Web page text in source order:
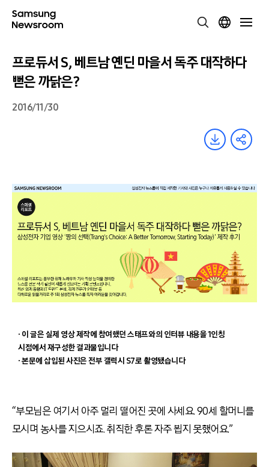
프로듀서 S, 베트남 옌딘 마을서 독주 대작하다
뻗은 까닭은?
2016/11/30
∙ 이 글은 실제 영상 제작에 참여했던 스태프와의 인터뷰 내용을 1인칭
시점에서 재구성한 결과물입니다
∙ 본문에 삽입된 사진은 전부 갤럭시 S7로 촬영됐습니다
“부모님은 여기서 아주 멀리 떨어진 곳에 사세요. 90세 할머니를
모시며 농사를 지으시죠. 취직한 후론 자주 뵙지 못했어요.”